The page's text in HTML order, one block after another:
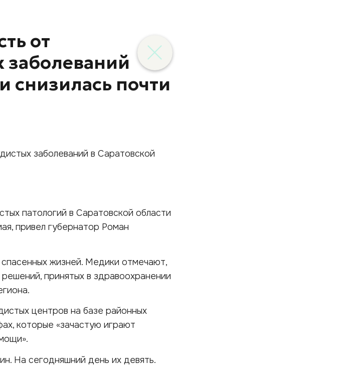
от
заболеваний
снизилась почти
патологий в Саратовской области
привел губернатор Роман
жизней. Медики отмечают,
принятых в здравоохранении
центров на базе районных
которые «зачастую играют
На сегодняшний день их девять.